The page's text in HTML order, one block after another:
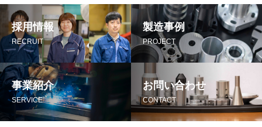
採用情報
RECRUIT
製造事例
PROJECT
事業紹介
SERVICE
お問い合わせ
CONTACT